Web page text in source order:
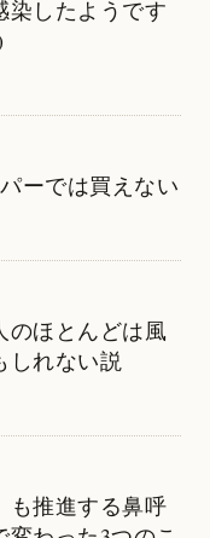
染したようです
ーでは買えない
のほとんどは風
しれない説
も推進する鼻呼